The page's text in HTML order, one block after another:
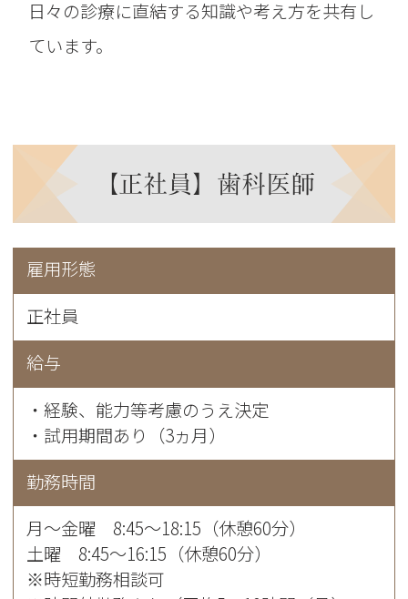
日々の診療に直結する知識や考え方を共有し
ています。
【正社員】歯科医師
雇用形態
正社員
給与
・経験、能力等考慮のうえ決定
・試用期間あり（3ヵ月）
勤務時間
月〜金曜 8:45～18:15（休憩60分）
土曜 8:45～16:15（休憩60分）
※時短勤務相談可